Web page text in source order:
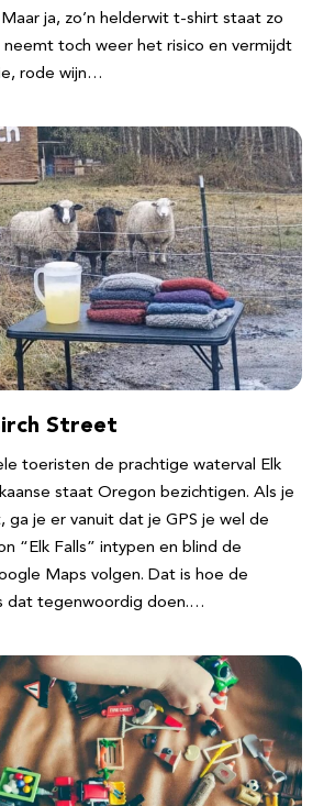
ja, zo’n helderwit t-shirt staat zo
neemt toch weer het risico en vermijdt
rode wijn…
Street
toeristen de prachtige waterval Elk
staat Oregon bezichtigen. Als je
ga je er vanuit dat je GPS je wel de
“Elk Falls” intypen en blind de
Maps volgen. Dat is hoe de
dat tegenwoordig doen.…